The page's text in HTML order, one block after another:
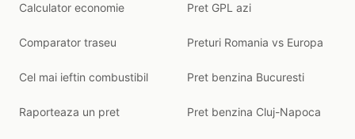
Calculator economie
Comparator traseu
Cel mai ieftin combustibil
Raporteaza un pret
Pret GPL azi
Preturi Romania vs Europa
Pret benzina Bucuresti
Pret benzina Cluj-Napoca